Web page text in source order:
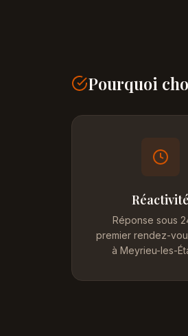
Pourquoi
Réactivité
Réponse sous
premier rendez-
à Meyrieu-les-